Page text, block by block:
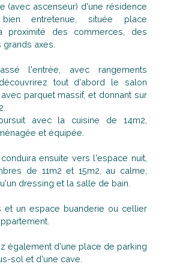
(avec ascenseur) d'une résidence
entretenue, située place
proximité des commerces, des
axes.
l'entrée, avec rangements
tout d'abord le salon
parquet massif, et donnant sur
avec la cuisine de 14m2,
et équipée.
ensuite vers l'espace nuit,
de 11m2 et 15m2, au calme,
dressing et la salle de bain.
et un espace buanderie ou cellier
également d'une place de parking
sol et d'une cave.